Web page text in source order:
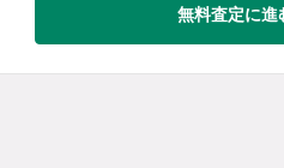
無料査定に進